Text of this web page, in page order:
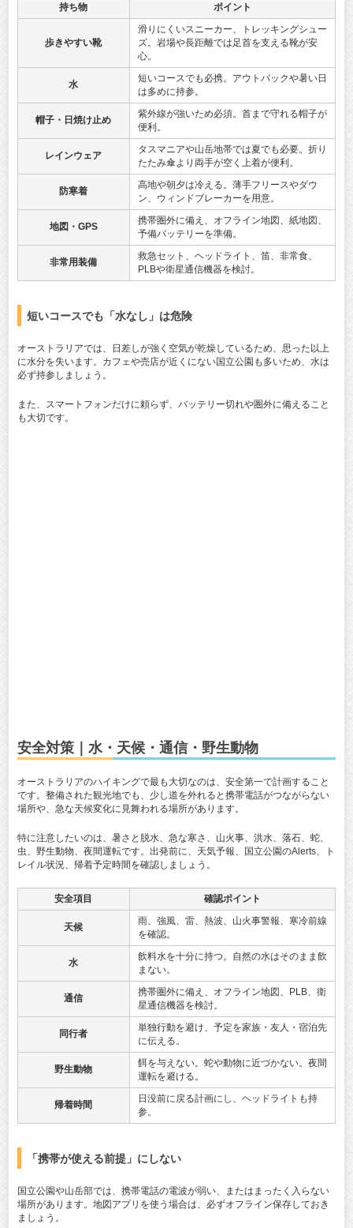
持ち物 ポイント
歩きやすい靴
滑りにくいスニーカー、トレッキングシュー
ズ。岩場や長距離では足首を支える靴が安
心。
水
短いコースでも必携。アウトバックや暑い日
は多めに持参。
帽子・日焼け止め
紫外線が強いため必須。首まで守れる帽子が
便利。
レインウェア
タスマニアや山岳地帯では夏でも必要。折り
たたみ傘より両手が空く上着が便利。
防寒着
高地や朝夕は冷える。薄手フリースやダウ
ン、ウィンドブレーカーを用意。
地図・GPS
携帯圏外に備え、オフライン地図、紙地図、
予備バッテリーを準備。
非常用装備
救急セット、ヘッドライト、笛、非常食、
PLBや衛星通信機器を検討。
短いコースでも「水なし」は危険
オーストラリアでは、日差しが強く空気が乾燥しているため、思った以上
に水分を失います。カフェや売店が近くにない国立公園も多いため、水は
必ず持参しましょう。
また、スマートフォンだけに頼らず、バッテリー切れや圏外に備えること
も大切です。
安全対策｜水・天候・通信・野生動物
オーストラリアのハイキングで最も大切なのは、安全第一で計画すること
です。整備された観光地でも、少し道を外れると携帯電話がつながらない
場所や、急な天候変化に見舞われる場所があります。
特に注意したいのは、暑さと脱水、急な寒さ、山火事、洪水、落石、蛇、
虫、野生動物、夜間運転です。出発前に、天気予報、国立公園のAlerts、ト
レイル状況、帰着予定時間を確認しましょう。
安全項目 確認ポイント
天候
雨、強風、雷、熱波、山火事警報、寒冷前線
を確認。
水
飲料水を十分に持つ。自然の水はそのまま飲
まない。
通信
携帯圏外に備え、オフライン地図、PLB、衛
星通信機器を検討。
同行者
単独行動を避け、予定を家族・友人・宿泊先
に伝える。
野生動物
餌を与えない。蛇や動物に近づかない。夜間
運転を避ける。
帰着時間
日没前に戻る計画にし、ヘッドライトも持
参。
「携帯が使える前提」にしない
国立公園や山岳部では、携帯電話の電波が弱い、またはまったく入らない
場所があります。地図アプリを使う場合は、必ずオフライン保存しておき
ましょう。